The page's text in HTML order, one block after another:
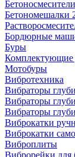
Бетономешалки
Бордюрные
Буры
Комплектующие
Мотобуры
Вибротехника
Вибраторы
Вибраторы
Вибраторы
Виброкатки
Виброкатки
Виброплиты
Виброрейки для